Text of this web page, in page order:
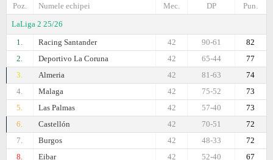
Poz.
Numele echipei Pun.
DP
Mec.
LaLiga 2 25/26
1.
Racing Santander 82
90-61
42
2.
Deportivo La Coruna 77
65-44
42
3.
Almeria 74
81-63
42
4.
Malaga 73
75-52
42
5.
Las Palmas 73
57-40
42
6.
Castellón 72
70-51
42
7.
Burgos 72
48-33
42
8.
Eibar 67
52-40
42